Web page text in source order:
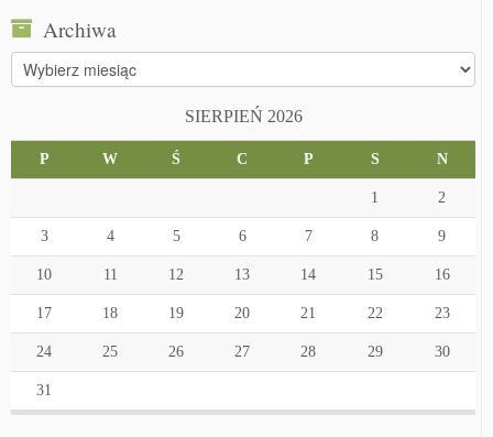
Archiwa
Archiwa
SIERPIEŃ 2026
P W Ś C P S N
1 2
3 4 5 6 7 8 9
10 11 12 13 14 15 16
17 18 19 20 21 22 23
24 25 26 27 28 29 30
31